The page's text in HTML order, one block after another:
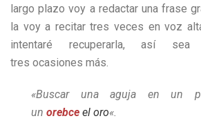
largo plazo voy a redactar una frase
la voy a recitar tres veces en voz
intentaré recuperarla, así sea
tres ocasiones más.
«Buscar una aguja en un
un orebce el oro«.